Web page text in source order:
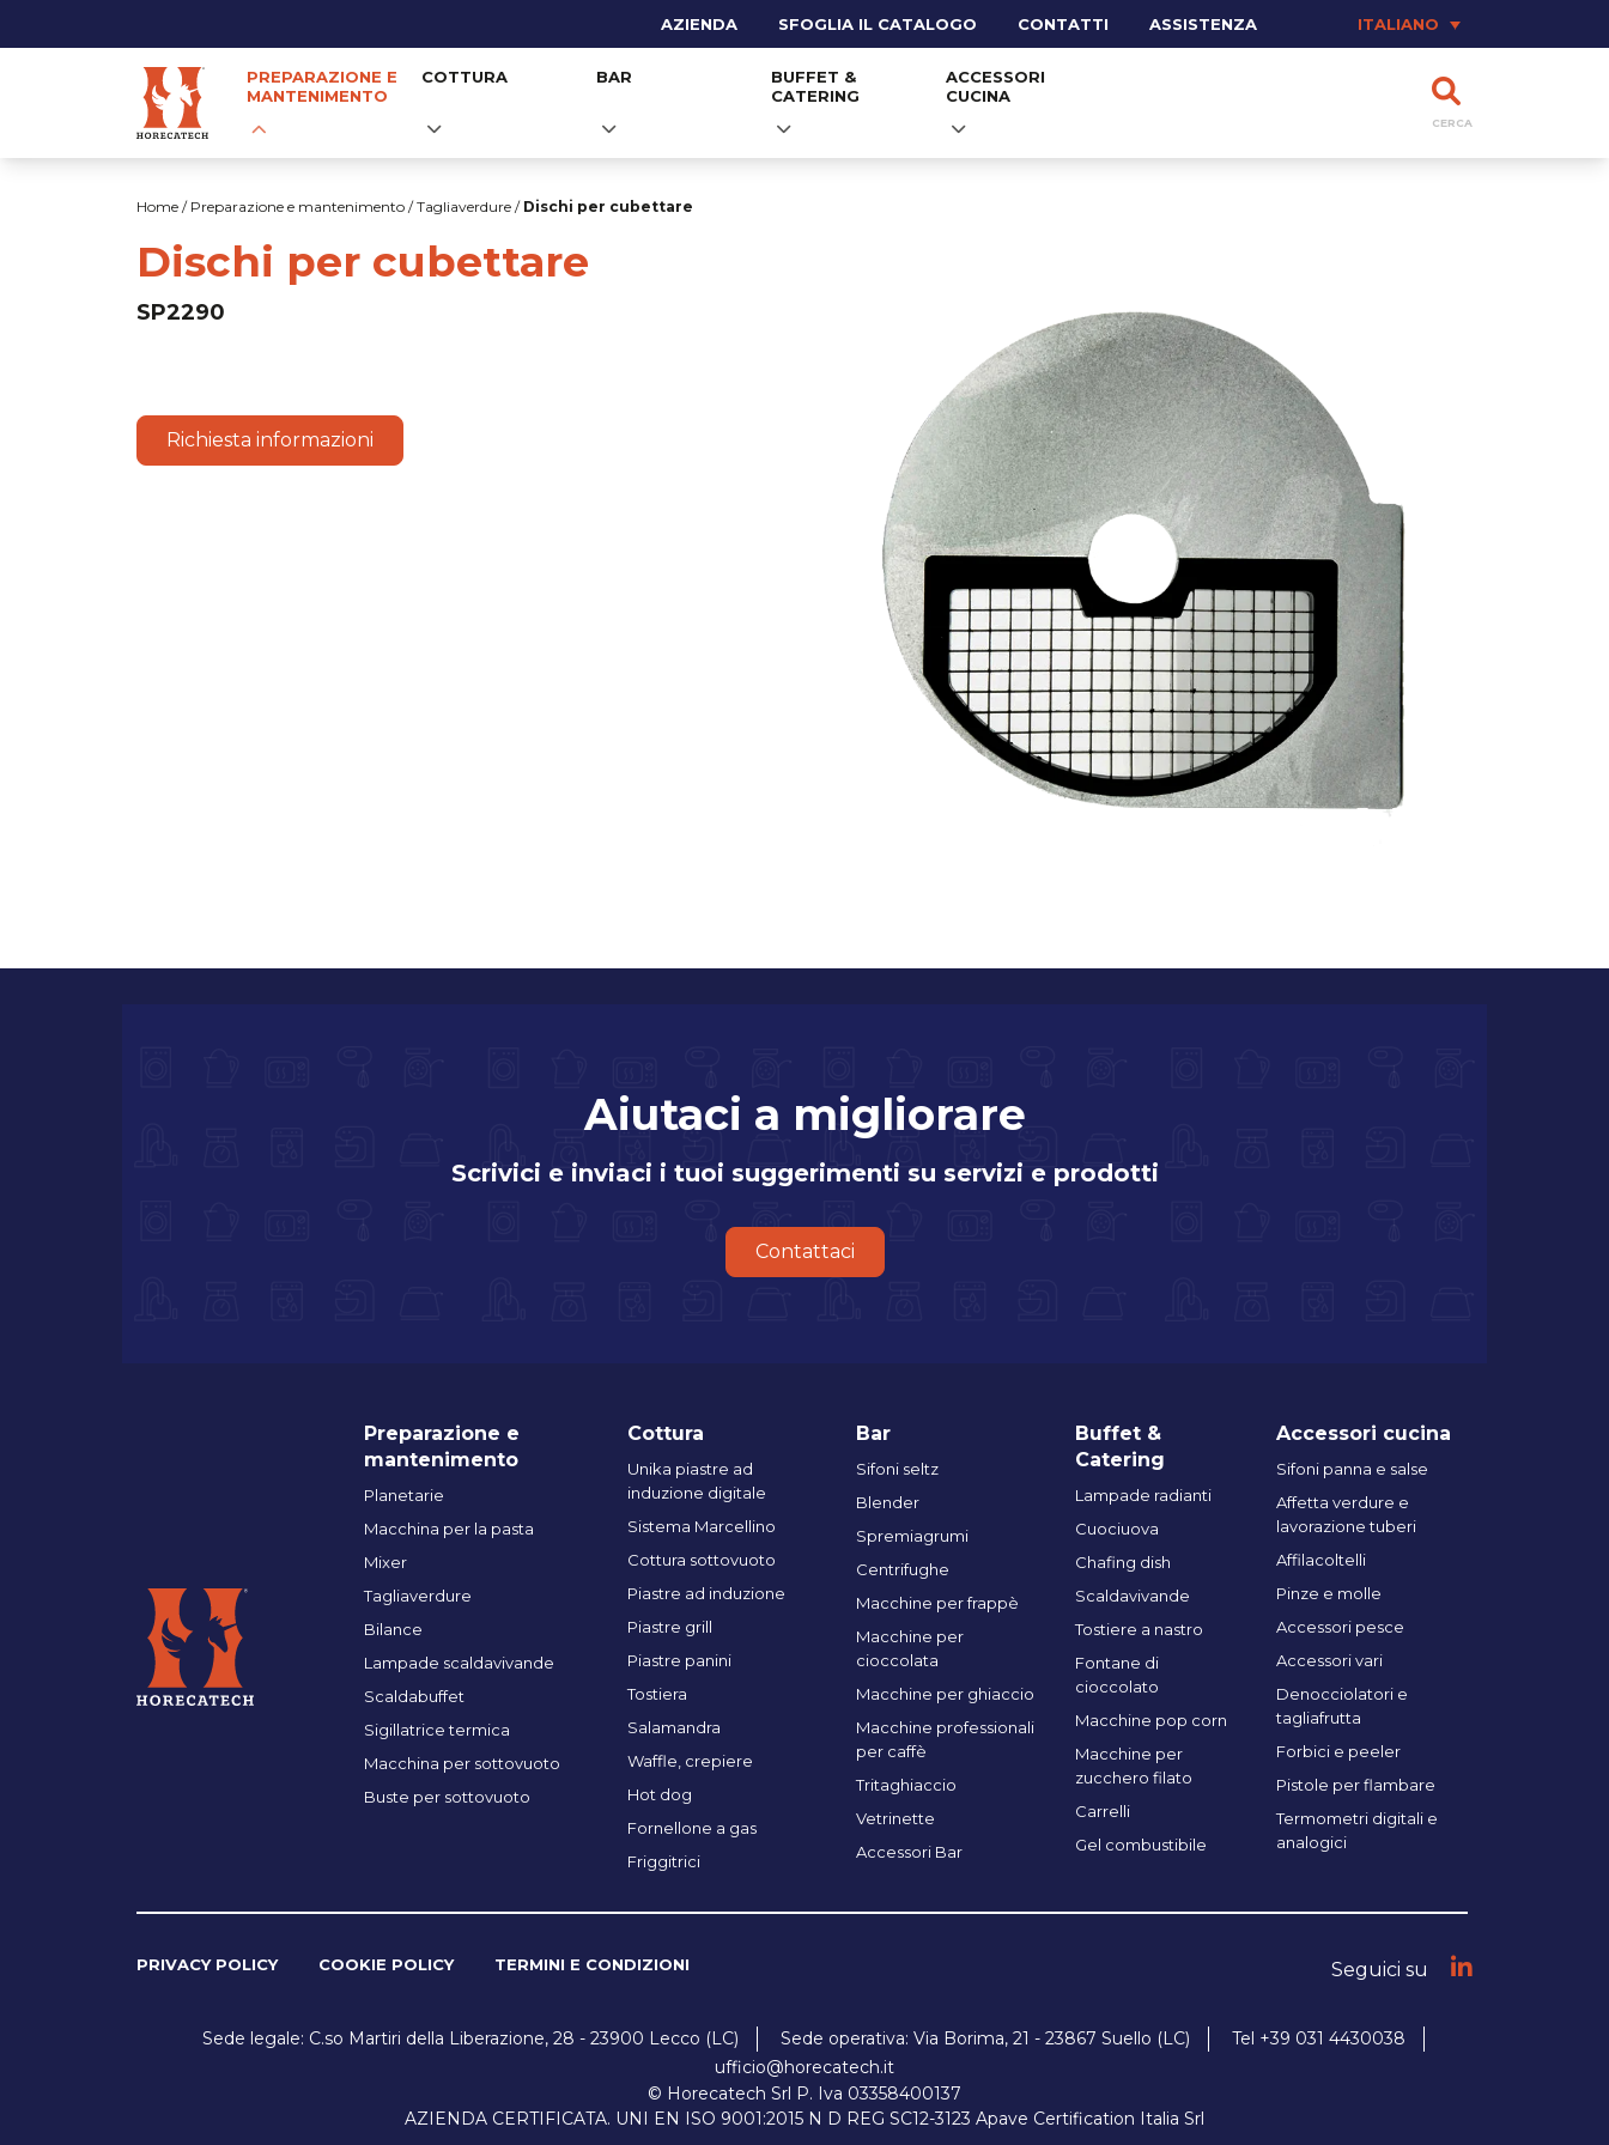
AZIENDA SFOGLIA IL CATALOGO CONTATTI ASSISTENZA ITALIANO
PREPARAZIONE E
MANTENIMENTO
COTTURA BAR
BUFFET &
CATERING
ACCESSORI
CUCINA
CERCA
Home / Preparazione e mantenimento /Tagliaverdure / Dischi per cubettare
Dischi per cubettare
SP2290
Richiesta informazioni
Aiutaci a migliorare
Scrivici e inviaci i tuoi suggerimenti su servizi e prodotti
Contattaci
Preparazione e
mantenimento
Planetarie
Macchina per la pasta
Mixer
Tagliaverdure
Bilance
Lampade scaldavivande
Scaldabuffet
Sigillatrice termica
Macchina per sottovuoto
Buste per sottovuoto
Cottura
Unika piastre ad
induzione digitale
Sistema Marcellino
Cottura sottovuoto
Piastre ad induzione
Piastre grill
Piastre panini
Tostiera
Salamandra
Waffle, crepiere
Hot dog
Fornellone a gas
Friggitrici
Bar
Sifoni seltz
Blender
Spremiagrumi
Centrifughe
Macchine per frappè
Macchine per
cioccolata
Macchine per ghiaccio
Macchine professionali
per caffè
Tritaghiaccio
Vetrinette
Accessori Bar
Buffet &
Catering
Lampade radianti
Cuociuova
Chafing dish
Scaldavivande
Tostiere a nastro
Fontane di
cioccolato
Macchine pop corn
Macchine per
zucchero filato
Carrelli
Gel combustibile
Accessori cucina
Sifoni panna e salse
Affetta verdure e
lavorazione tuberi
Affilacoltelli
Pinze e molle
Accessori pesce
Accessori vari
Denocciolatori e
tagliafrutta
Forbici e peeler
Pistole per flambare
Termometri digitali e
analogici
PRIVACY POLICY COOKIE POLICY TERMINI E CONDIZIONI Seguici su
Sede legale: C.so Martiri della Liberazione, 28 - 23900 Lecco (LC) Sede operativa: Via Borima, 21 - 23867 Suello (LC)
Tel +39 031 4430038
ufficio@horecatech.it
© Horecatech Srl P. Iva 03358400137
AZIENDA CERTIFICATA. UNI EN ISO 9001:2015 N D REG SC12-3123 Apave Certification Italia Srl